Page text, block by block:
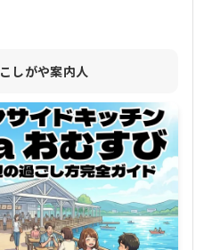
こしがや案内人